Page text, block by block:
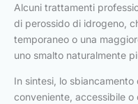
Alcuni trattamenti
di perossido di idrogeno,
temporaneo o una
uno smalto naturalmente
In sintesi, lo
conveniente, accessibile